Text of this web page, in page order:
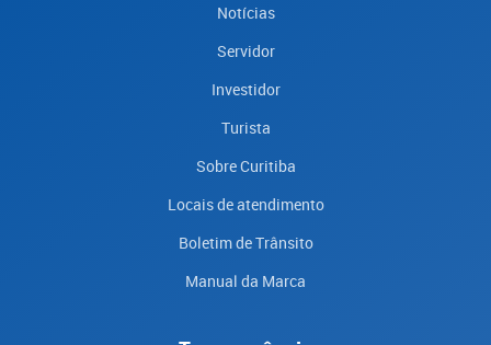
Notícias
Servidor
Investidor
Turista
Sobre Curitiba
Locais de atendimento
Boletim de Trânsito
Manual da Marca